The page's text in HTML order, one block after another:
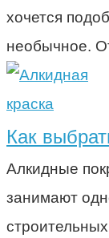
хочется
необычное.
краска
Как
Алкидные
занимают